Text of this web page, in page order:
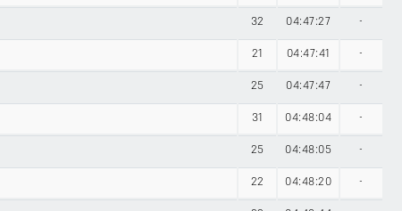
32 04:47:27 -
21 04:47:41 -
25 04:47:47 -
31 04:48:04 -
25 04:48:05 -
22 04:48:20 -